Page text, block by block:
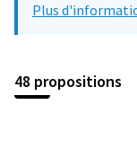
Plus
48 propositions